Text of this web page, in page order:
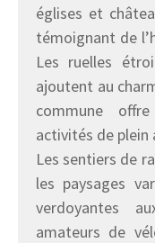
églises et
témoignant de
Les ruelles
ajoutent au
commune
activités de plein
Les sentiers de
les paysages
verdoyantes
amateurs de